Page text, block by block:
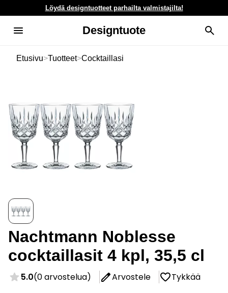
Löydä designtuotteet parhailta valmistajilta!
Designtuote
Etusivu>Tuotteet>Cocktaillasi
Nachtmann Noblesse
cocktaillasit 4 kpl, 35,5 cl
5.0(0 arvostelua) Arvostele
Tykkää